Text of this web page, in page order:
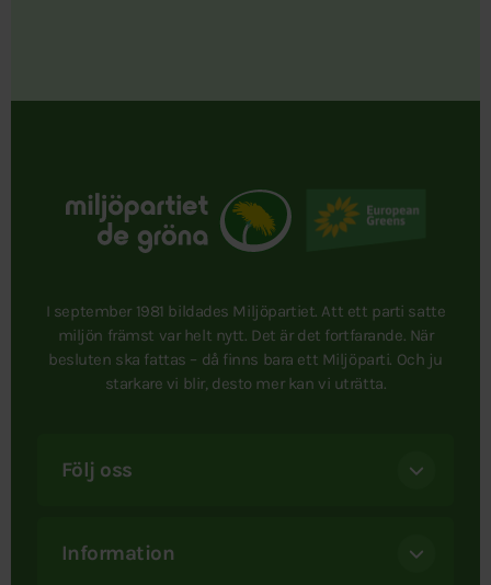
I september 1981 bildades Miljöpartiet. Att ett parti satte
miljön främst var helt nytt. Det är det fortfarande. När
besluten ska fattas – då finns bara ett Miljöparti. Och ju
starkare vi blir, desto mer kan vi uträtta.
Följ oss
Information